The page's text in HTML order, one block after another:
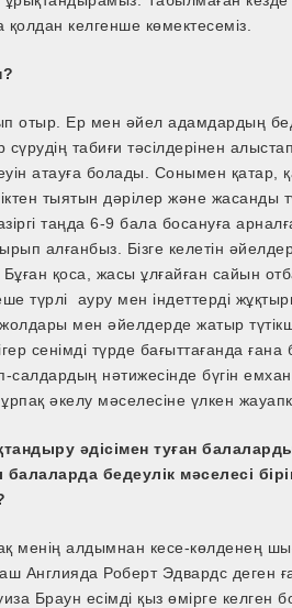
келгенше көмектесеміз.
отыр. Ер мен әйел адамдардың
табиғи тәсілдерінен
атауға болады. Сонымен қатар,
тыятын дәрілер және жасанды
таңда 6-9 бала босануға
алғанбыз. Бізге келетін
қоса, жасы ұлғайған сайын
түрлі ауру мен індеттерді
мен әйелдерде жатыр
сенімді түрде бағыттағанда ғана
салдардың нәтижесінде бүгін
әкелу мәселесіне үлкен
әдісімен туған
бедеулік мәселесі
менің алдымнан кесе-көлденең
Англияда Роберт Эдвардс деген
Браун есімді қыз өмірге